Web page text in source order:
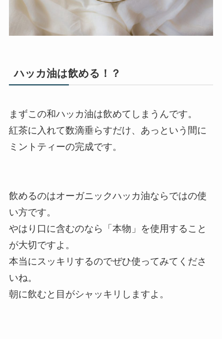
ハッカ油は飲める！？
まずこの和ハッカ油は飲めてしまうんです。
紅茶に入れて数滴垂らすだけ、あっという間に
ミントティーの完成です。
飲めるのはオーガニックハッカ油ならではの使
い方です。
やはり口に含むのなら「本物」を使用すること
が大切ですよ。
本当にスッキリするのでぜひ使ってみてくださ
いね。
朝に飲むと目がシャッキリしますよ。